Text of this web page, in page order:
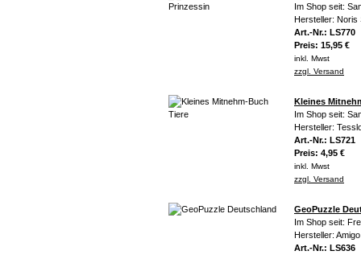
Im Shop seit:
Hersteller: Noris
Art.-Nr.: LS770
Preis: 15,95 €
inkl. Mwst
zzgl. Versand
Kleines
Im Shop seit:
Hersteller:
Art.-Nr.: LS721
Preis: 4,95 €
inkl. Mwst
zzgl. Versand
GeoPuzzle
Im Shop seit:
Hersteller: Amigo
Art.-Nr.: LS636